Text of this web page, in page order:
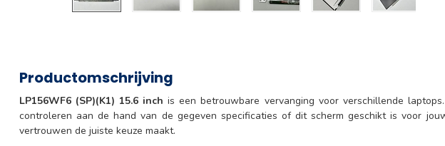
Productomschrijving
LP156WF6 (SP)(K1) 15.6 inch is een betrouwbare vervanging voor verschillende
controleren aan de hand van de gegeven specificaties of dit scherm geschikt is voor
vertrouwen de juiste keuze maakt.